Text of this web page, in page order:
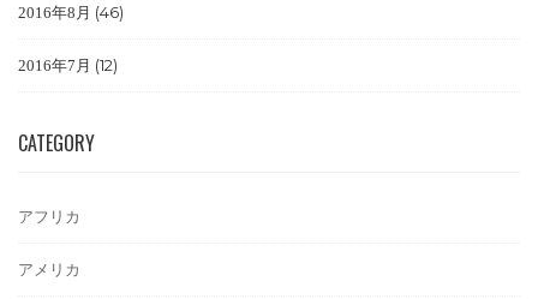
2016年8月 (46)
2016年7月 (12)
CATEGORY
アフリカ
アメリカ